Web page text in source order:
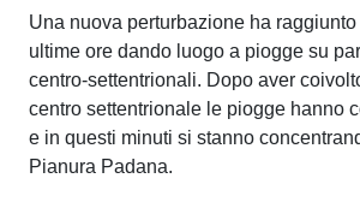
Una nuova perturbazione ha
ultime ore dando luogo a piogge su
centro-settentrionali. Dopo aver
centro settentrionale le piogge hanno
e in questi minuti si stanno
Pianura Padana.